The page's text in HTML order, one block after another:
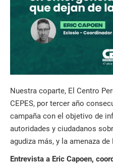
Nuestra coparte, El Centro
CEPES, por tercer año
campaña con el objetivo de
autoridades y ciudadanos
agudiza más, y la amenaza
Entrevista a Eric Capoen,